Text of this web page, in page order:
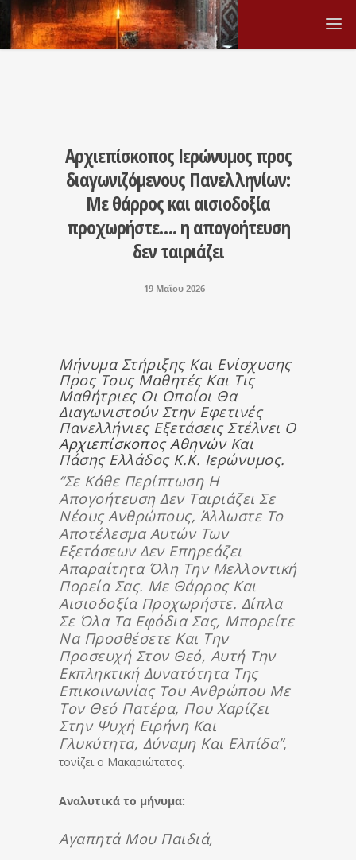
Αρχιεπίσκοπος Ιερώνυμος προς
διαγωνιζόμενους Πανελληνίων:
Με θάρρος και αισιοδοξία
προχωρήστε…. η απογοήτευση
δεν ταιριάζει
19 Μαΐου 2026
Μήνυμα Στήριξης Και Ενίσχυσης
Προς Τους Μαθητές Και Τις
Μαθήτριες Οι Οποίοι Θα
Διαγωνιστούν Στην Εφετινές
Πανελλήνιες Εξετάσεις Στέλνει Ο
Αρχιεπίσκοπος ΑθηνώνΚαι
Πάσης Ελλάδος Κ.κ. Ιερώνυμος.
“Σε Κάθε Περίπτωση Η
Απογοήτευση Δεν Ταιριάζει Σε
Νέους Ανθρώπους, Άλλωστε Το
Αποτέλεσμα Αυτών Των
Εξετάσεων Δεν Επηρεάζει
Απαραίτητα Όλη Την Μελλοντική
Πορεία Σας. Με Θάρρος Και
Αισιοδοξία Προχωρήστε. Δίπλα
Σε Όλα Τα Εφόδια Σας, Μπορείτε
Να Προσθέσετε Και Την
Προσευχή Στον Θεό, Αυτή Την
Εκπληκτική Δυνατότητα Της
Επικοινωνίας Του Ανθρώπου Με
Τον Θεό Πατέρα, Που Χαρίζει
Στην Ψυχή Ειρήνη Και
Γλυκύτητα, Δύναμη Και Ελπίδα”,
τονίζει ο Μακαριώτατος.
Αναλυτικά το μήνυμα:
Αγαπητά Μου Παιδιά,